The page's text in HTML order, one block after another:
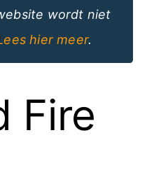
wordt niet
hier meer.
Fire